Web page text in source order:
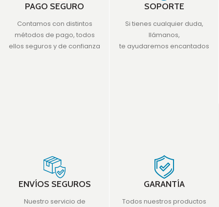
PAGO SEGURO
Contamos con distintos
métodos de pago, todos
ellos seguros y de confianza
SOPORTE
Si tienes cualquier duda,
llámanos,
te ayudaremos encantados
ENVÍOS SEGUROS
Nuestro servicio de
GARANTÍA
Todos nuestros productos